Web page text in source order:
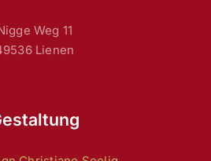
Weg 11
Lienen